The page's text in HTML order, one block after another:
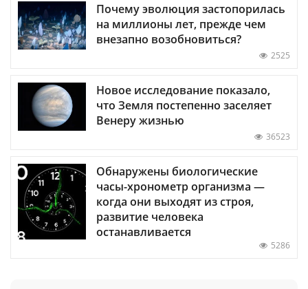
Почему эволюция застопорилась
на миллионы лет, прежде чем
внезапно возобновиться?
2525
Новое исследование показало,
что Земля постепенно заселяет
Венеру жизнью
36523
Обнаружены биологические
часы-хронометр организма —
когда они выходят из строя,
развитие человека
останавливается
5286